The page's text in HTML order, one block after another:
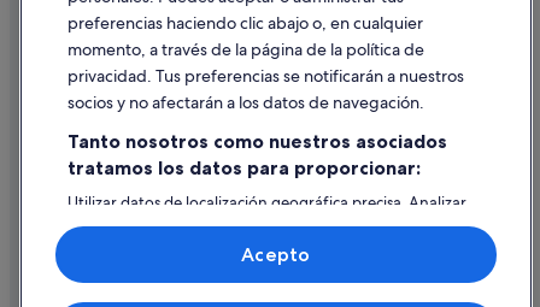
Best Western hoteles en Alameda
Hoteles con todo incluido en Sevilla
Hoteles en la playa en Provincia de Sevilla
Hoteles boutique en Centro histórico
Hoteles cerca de Basílica de Jesús del Gran Poder
San Julián hoteles
Hoteles románticos en Sevilla
Cancelar un vuelo
Cancelar una reserva de hotel o de un alquiler vacacional
Utilizar un cupón de Expedia
Documentos para viajes internacionales
preferencias haciendo clic abajo o, en cualquier
momento, a través de la página de la política de
privacidad. Tus preferencias se notificarán a nuestros
socios y no afectarán a los datos de navegación.
Tanto nosotros como nuestros asociados
tratamos los datos para proporcionar:
Utilizar datos de localización geográfica precisa. Analizar
activamente las características del dispositivo para su
identificación. Almacenar la información en un dispositivo
y/o acceder a ella. Publicidad y contenido personalizados,
medición de publicidad y contenido, investigación de
Acepto